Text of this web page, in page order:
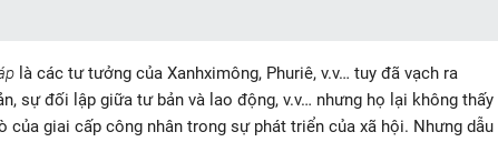
là các tư tưởng của Xanhximông, Phuriê, v.v… tuy đã vạch ra
sự đối lập giữa tư bản và lao động, v.v… nhưng họ lại không thấy
giai cấp công nhân trong sự phát triển của xã hội. Nhưng dẫu